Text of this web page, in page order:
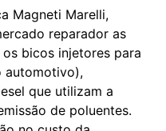
Magneti Marelli,
reparador as
bicos injetores para
automotivo),
que utilizam a
de poluentes.